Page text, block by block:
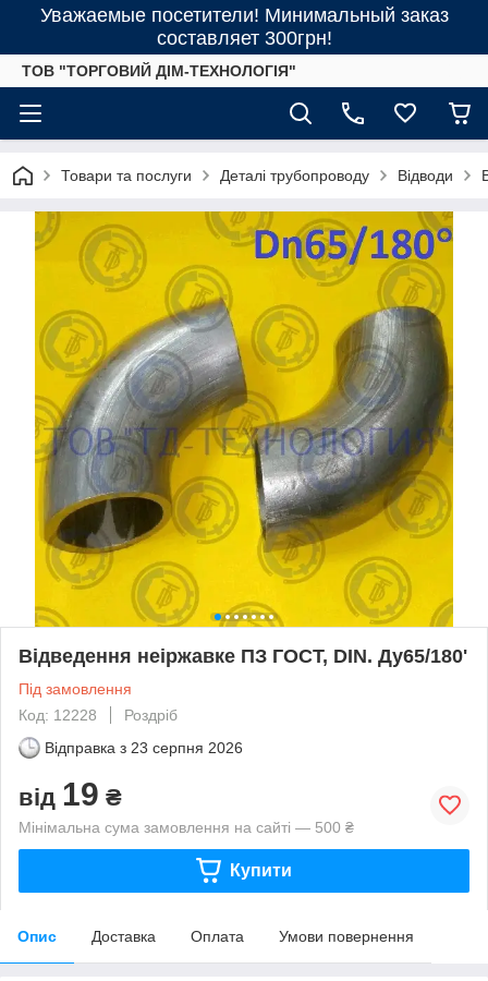
Уважаемые посетители! Минимальный заказ
составляет 300грн!
ТОВ "ТОРГОВИЙ ДІМ-ТЕХНОЛОГІЯ"
Товари та послуги Деталі трубопроводу Відводи
Відведення неіржавке ПЗ ГОСТ, DIN. Ду65/180'
Під замовлення
Код: 12228
Роздріб
Відправка з 23 серпня 2026
від 19 ₴
Мінімальна сума замовлення на сайті — 500 ₴
Купити
Опис Доставка Оплата Умови повернення